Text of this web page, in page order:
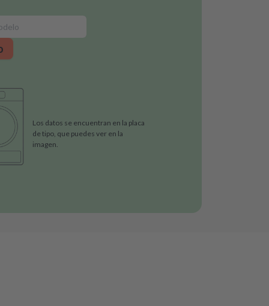
Los datos se encuentran en la placa
de tipo, que puedes ver en la
imagen.